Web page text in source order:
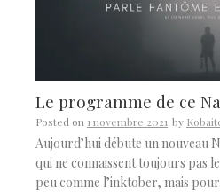
Le programme de ce
Posted on 1 novembre 2021 by
Aujourd’hui débute un nouveau
qui ne connaissent toujours pas
peu comme l’inktober, mais